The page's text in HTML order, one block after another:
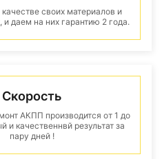
своих материалов и
даем на них гарантию 2 года.
Скорость
АКПП производится от 1 до
и качественнвй результат за
пару дней !